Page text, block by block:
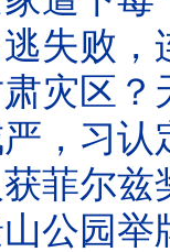
委员！境外势力打入
全市、堵死出海口。中共
王岐山特殊亮相。李
说，她曾在北大苦苦挣扎。
春市委书记公开挑战中南海：